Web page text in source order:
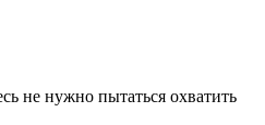
не нужно пытаться охватить